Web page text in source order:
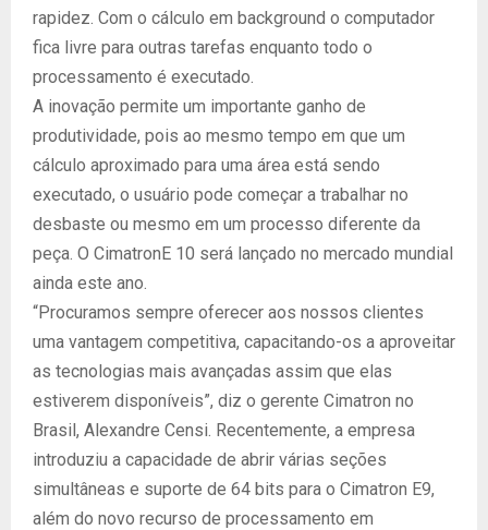
rapidez. Com o cálculo em background o computador
fica livre para outras tarefas enquanto todo o
processamento é executado.
A inovação permite um importante ganho de
produtividade, pois ao mesmo tempo em que um
cálculo aproximado para uma área está sendo
executado, o usuário pode começar a trabalhar no
desbaste ou mesmo em um processo diferente da
peça. O CimatronE 10 será lançado no mercado mundial
ainda este ano.
“Procuramos sempre oferecer aos nossos clientes
uma vantagem competitiva, capacitando-os a aproveitar
as tecnologias mais avançadas assim que elas
estiverem disponíveis”, diz o gerente Cimatron no
Brasil, Alexandre Censi. Recentemente, a empresa
introduziu a capacidade de abrir várias seções
simultâneas e suporte de 64 bits para o Cimatron E9,
além do novo recurso de processamento em